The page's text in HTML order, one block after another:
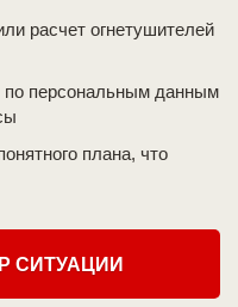
расчет огнетушителей
по персональным данным
плана, что
СИТУАЦИИ